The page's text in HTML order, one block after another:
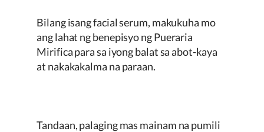
Bilang isang facial serum, makukuha mo
ang lahat ng benepisyo ngPueraria
Mirificapara sa iyong balat sa abot-kaya
at nakakakalma na paraan.
Tandaan, palaging mas mainam na pumili